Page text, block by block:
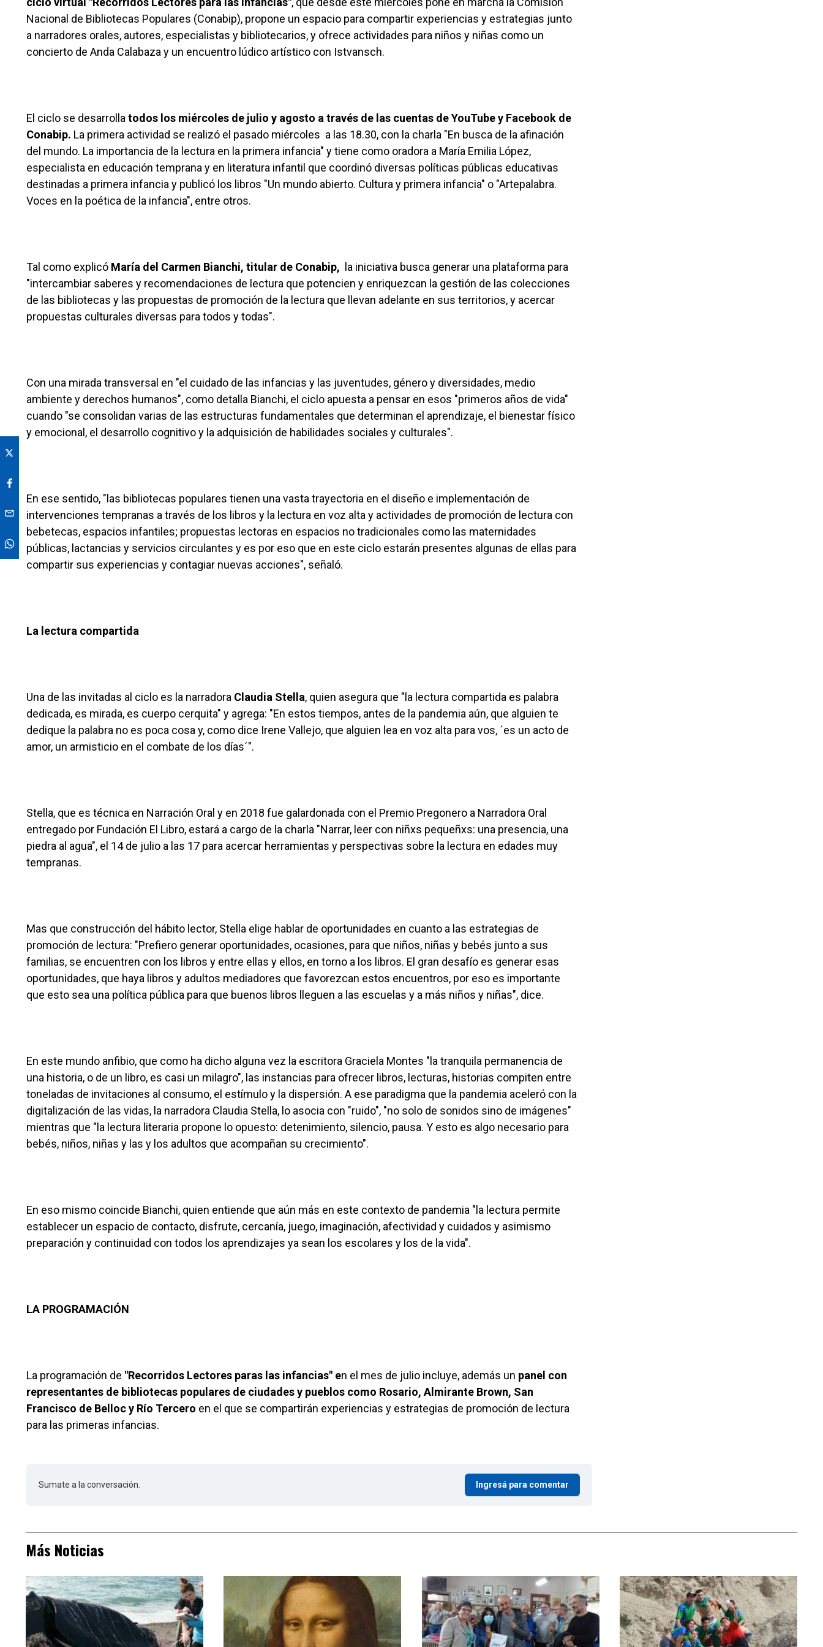
Nacional de Bibliotecas Populares (Conabip), propone un espacio para compartir experiencias y estrategias junto
a narradores orales, autores, especialistas y bibliotecarios, y ofrece actividades para niños y niñas como un
concierto de Anda Calabaza y un encuentro lúdico artístico con Istvansch.
El ciclo se desarrolla todos los miércoles de julio y agosto a través de las cuentas de YouTube y Facebook de
Conabip. La primera actividad se realizó el pasado miércoles a las 18.30, con la charla "En busca de la afinación
del mundo. La importancia de la lectura en la primera infancia" y tiene como oradora a María Emilia López,
especialista en educación temprana y en literatura infantil que coordinó diversas políticas públicas educativas
destinadas a primera infancia y publicó los libros "Un mundo abierto. Cultura y primera infancia" o "Artepalabra.
Voces en la poética de la infancia", entre otros.
Tal como explicó María del Carmen Bianchi, titular de Conabip, la iniciativa busca generar una plataforma para
"intercambiar saberes y recomendaciones de lectura que potencien y enriquezcan la gestión de las colecciones
de las bibliotecas y las propuestas de promoción de la lectura que llevan adelante en sus territorios, y acercar
propuestas culturales diversas para todos y todas".
Con una mirada transversal en "el cuidado de las infancias y las juventudes, género y diversidades, medio
ambiente y derechos humanos", como detalla Bianchi, el ciclo apuesta a pensar en esos "primeros años de vida"
cuando "se consolidan varias de las estructuras fundamentales que determinan el aprendizaje, el bienestar físico
y emocional, el desarrollo cognitivo y la adquisición de habilidades sociales y culturales".
En ese sentido, "las bibliotecas populares tienen una vasta trayectoria en el diseño e implementación de
intervenciones tempranas a través de los libros y la lectura en voz alta y actividades de promoción de lectura con
bebetecas, espacios infantiles; propuestas lectoras en espacios no tradicionales como las maternidades
públicas, lactancias y servicios circulantes y es por eso que en este ciclo estarán presentes algunas de ellas para
compartir sus experiencias y contagiar nuevas acciones", señaló.
La lectura compartida
Una de las invitadas al ciclo es la narradora Claudia Stella, quien asegura que "la lectura compartida es palabra
dedicada, es mirada, es cuerpo cerquita" y agrega: "En estos tiempos, antes de la pandemia aún, que alguien te
dedique la palabra no es poca cosa y, como dice Irene Vallejo, que alguien lea en voz alta para vos, ´es un acto de
amor, un armisticio en el combate de los días´".
Stella, que es técnica en Narración Oral y en 2018 fue galardonada con el Premio Pregonero a Narradora Oral
entregado por Fundación El Libro, estará a cargo de la charla "Narrar, leer con niñxs pequeñxs: una presencia, una
piedra al agua", el 14 de julio a las 17 para acercar herramientas y perspectivas sobre la lectura en edades muy
tempranas.
Mas que construcción del hábito lector, Stella elige hablar de oportunidades en cuanto a las estrategias de
promoción de lectura: "Prefiero generar oportunidades, ocasiones, para que niños, niñas y bebés junto a sus
familias, se encuentren con los libros y entre ellas y ellos, en torno a los libros. El gran desafío es generar esas
oportunidades, que haya libros y adultos mediadores que favorezcan estos encuentros, por eso es importante
que esto sea una política pública para que buenos libros lleguen a las escuelas y a más niños y niñas", dice.
En este mundo anfibio, que como ha dicho alguna vez la escritora Graciela Montes "la tranquila permanencia de
una historia, o de un libro, es casi un milagro", las instancias para ofrecer libros, lecturas, historias compiten entre
toneladas de invitaciones al consumo, el estímulo y la dispersión. A ese paradigma que la pandemia aceleró con la
digitalización de las vidas, la narradora Claudia Stella, lo asocia con "ruido", "no solo de sonidos sino de imágenes"
mientras que "la lectura literaria propone lo opuesto: detenimiento, silencio, pausa. Y esto es algo necesario para
bebés, niños, niñas y las y los adultos que acompañan su crecimiento".
En eso mismo coincide Bianchi, quien entiende que aún más en este contexto de pandemia "la lectura permite
establecer un espacio de contacto, disfrute, cercanía, juego, imaginación, afectividad y cuidados y asimismo
preparación y continuidad con todos los aprendizajes ya sean los escolares y los de la vida".
LA PROGRAMACIÓN
La programación de "Recorridos Lectores paras las infancias" en el mes de julio incluye, además un panel con
representantes de bibliotecas populares de ciudades y pueblos como Rosario, Almirante Brown, San
Francisco de Belloc y Río Tercero en el que se compartirán experiencias y estrategias de promoción de lectura
para las primeras infancias.
Sumate a la conversación. Ingresá para comentar
Más Noticias